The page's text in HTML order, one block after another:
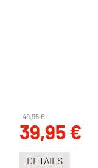
39,95 €
49,95 €
DETAILS